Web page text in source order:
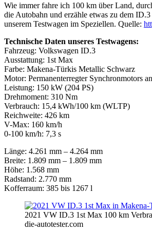
Wie immer fahre ich 100 km über Land,
die Autobahn und erzähle etwas zu dem
unserem Testwagen im Speziellen. Quelle:
Technische Daten unseres Testwagens:
Fahrzeug: Volkswagen ID.3
Ausstattung: 1st Max
Farbe: Makena-Türkis Metallic Schwarz
Motor: Permanenterregter Synchronmotors
Leistung: 150 kW (204 PS)
Drehmoment: 310 Nm
Verbrauch: 15,4 kWh/100 km (WLTP)
Reichweite: 426 km
V-Max: 160 km/h
0-100 km/h: 7,3 s
Länge: 4.261 mm – 4.264 mm
Breite: 1.809 mm – 1.809 mm
Höhe: 1.568 mm
Radstand: 2.770 mm
Kofferraum: 385 bis 1267 l
2021 VW ID.3 1st Max 100 km
die-autotester.com